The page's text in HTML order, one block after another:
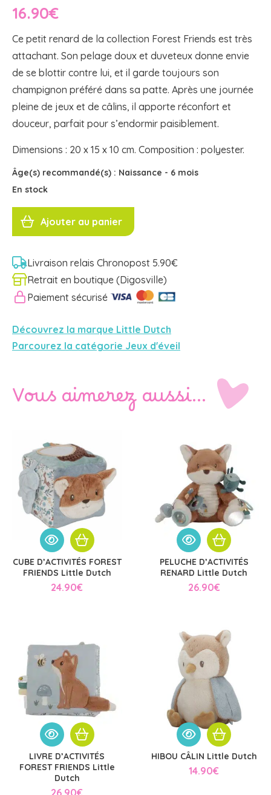
16.90€
Ce petit renard de la collection Forest Friends est très
attachant. Son pelage doux et duveteux donne envie
de se blottir contre lui, et il garde toujours son
champignon préféré dans sa patte. Après une journée
pleine de jeux et de câlins, il apporte réconfort et
douceur, parfait pour s’endormir paisiblement.
Dimensions : 20 x 15 x 10 cm. Composition : polyester.
Âge(s) recommandé(s) : Naissance - 6 mois
En stock
quantité
PELUCHE
RENARD Ajouter au panier
Livraison relais Chronopost 5.90€
Retrait en boutique (Digosville)
Paiement sécurisé
Découvrez la marque Little Dutch
Parcourez la catégorie Jeux d'éveil
Vous aimerez aussi…
CUBE D’ACTIVITÉS FOREST
FRIENDS Little Dutch
24.90€
PELUCHE D’ACTIVITÉS
RENARD Little Dutch
26.90€
LIVRE D’ACTIVITÉS
FOREST FRIENDS Little
Dutch
26.90€
HIBOU CÂLIN Little Dutch
14.90€